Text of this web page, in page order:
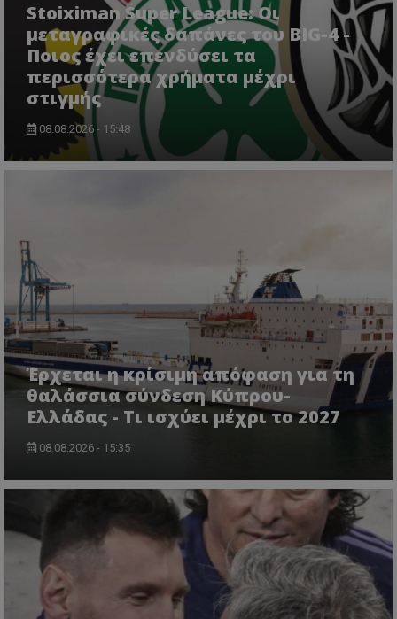
Stoiximan Super League: Οι
μεταγραφικές δαπάνες του BIG-4 -
Ποιος έχει επενδύσει τα
περισσότερα χρήματα μέχρι
στιγμής
08.08.2026 - 15:48
Έρχεται η κρίσιμη απόφαση για τη
θαλάσσια σύνδεση Κύπρου-
Ελλάδας - Τι ισχύει μέχρι το 2027
08.08.2026 - 15:35